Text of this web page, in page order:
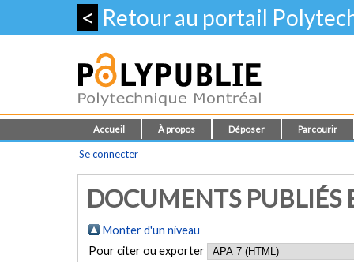
< Retour au portail
Accueil À propos Déposer Parcourir
Se connecter
DOCUMENTS PUBLIÉS
Monter d'un niveau
Pour citer ou exporter